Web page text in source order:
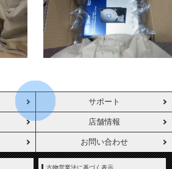
サポート
店舗情報
お問い合わせ
古物営業法に基づく表示